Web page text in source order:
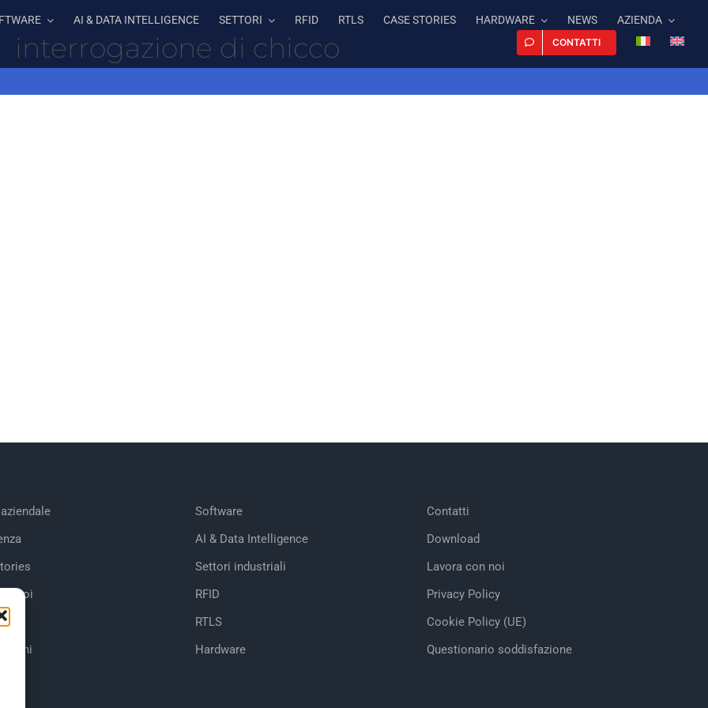
AI & DATA INTELLIGENCE SETTORI RFID RTLS CASE STORIES HARDWARE NEWS AZIENDA
CONTATTI
interrogazione di chicco
di noi
Software
AI & Data Intelligence
Settori industriali
RFID
RTLS
Hardware
Contatti
Download
Lavora con noi
Privacy Policy
Cookie Policy (UE)
Questionario soddisfazione